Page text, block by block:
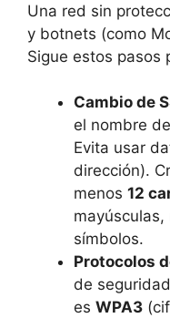
Una red sin
y botnets (como
Sigue estos pasos
Cambio de
el nombre
Evita usar
dirección).
menos 12
símbolos.
Protocolos
de
es WPA3